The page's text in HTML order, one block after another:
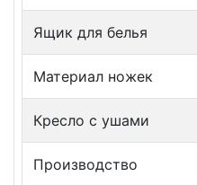
Ящик для белья
Материал ножек
Кресло с ушами
Производство